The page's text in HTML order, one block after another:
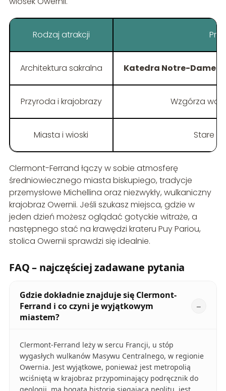
Rodzaj atrakcji
Architektura sakralna Katedra Notre-Dame-
Przyroda i krajobrazy Wzgórza
Miasta i wioski Stare
Clermont-Ferrand łączy w sobie atmosferę
średniowiecznego miasta biskupiego, tradycje
przemysłowe Michellina oraz niezwykły, wulkaniczny
krajobraz Owernii. Jeśli szukasz miejsca, gdzie w
jeden dzień możesz oglądać gotyckie witraże, a
następnego stać na krawędzi krateru Puy Pariou,
stolica Owernii sprawdzi się idealnie.
FAQ – najczęściej zadawane pytania
Gdzie dokładnie znajduje się Clermont-
Ferrand i co czyni je wyjątkowym
miastem?
Clermont-Ferrand leży w sercu Francji, u stóp
wygasłych wulkanów Masywu Centralnego, w regionie
Owernia. Jest wyjątkowe, ponieważ jest metropolią
wciśniętą w krajobraz przypominający podręcznik do